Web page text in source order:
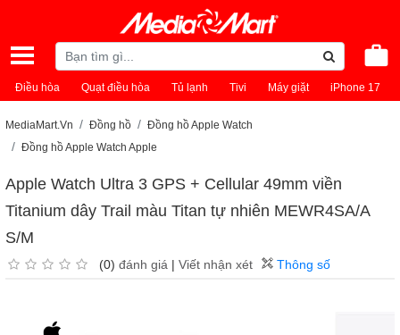
Điều hòa Quạt điều hòa Tủ lạnh Tivi Máy giặt iPhone 17
MediaMart.Vn Đồng hồ
Đồng hồ Apple Watch
Đồng hồ Apple Watch Apple
Apple Watch Ultra 3 GPS + Cellular 49mm viền
Titanium dây Trail màu Titan tự nhiên MEWR4SA/A
S/M
(0) đánh giá | Viết nhận xét Thông số